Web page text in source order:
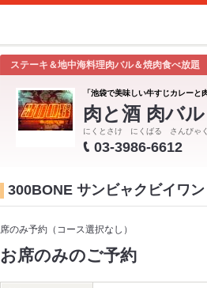
ステーキ＆地中海料理肉バル＆焼肉食べ放題
「池袋で美味しい牛すじカレーと
肉と酒 肉バ
にくとさけ にくばる さんびゃく
03-3986-6612
300BONE サンビャクビイワ
席のみ予約（コース選択なし）
お席のみのご予約